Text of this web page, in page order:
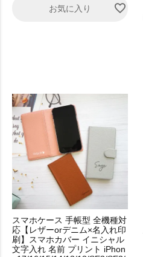
お気に入り
スマホケース 手帳型 全機種対
応【レザーorデニム×名入れ印
刷】スマホカバー イニシャル
文字入れ 名前 プリント iPhon